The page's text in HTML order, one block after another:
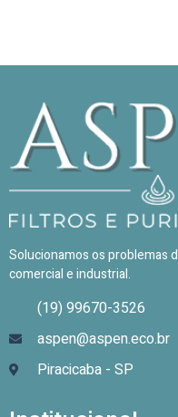
Solucionamos os problemas
comercial e industrial.
(19) 99670-3526
aspen@aspen.eco.br
Piracicaba - SP